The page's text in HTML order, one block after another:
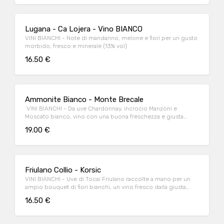
Lugana - Ca Lojera - Vino BIANCO
VINI BIANCHI - Note di mandarino, melone e fiori per un gusto
morbido, fresco e minerale (13% vol)
16.50 €
Ammonite Bianco - Monte Brecale
VINI BIANCHI - Da uve Chardonnay, incrocio Manzoni e
Moscato bianco, vino con una buona​ ​freschezza e giusta
19.00 €
Friulano Collio - Korsic
VINI BIANCHI - Uve di Tocai Friulano raccolte a mano per un
ampio bouquet di fiori bianchi, un vino fresco dalla giusta
16.50 €